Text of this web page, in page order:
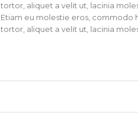
tortor, aliquet a velit ut, lacinia
Etiam eu molestie eros, commodo
tortor, aliquet a velit ut, lacinia